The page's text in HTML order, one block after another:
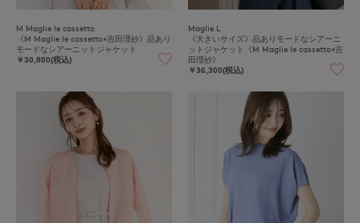
M Maglie le cassetto
《M Maglie le cassetto×吉田理紗》品あり
モードなシアーニットジャケット
￥30,800(税込)
Maglie L
《大きいサイズ》品ありモードなシアーニ
ットジャケット《M Maglie le cassetto×吉
田理紗》
￥36,300(税込)